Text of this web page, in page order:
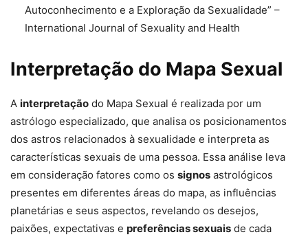
Autoconhecimento e a Exploração da Sexualidade” –
International Journal of Sexuality and Health
Interpretação do Mapa Sexual
A interpretação do Mapa Sexual é realizada por um
astrólogo especializado, que analisa os posicionamentos
dos astros relacionados à sexualidade e interpreta as
características sexuais de uma pessoa. Essa análise leva
em consideração fatores como os signos astrológicos
presentes em diferentes áreas do mapa, as influências
planetárias e seus aspectos, revelando os desejos,
paixões, expectativas e preferências sexuais de cada